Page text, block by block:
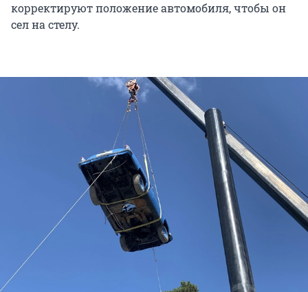
корректируют положение автомобиля, чтобы он
сел на стелу.